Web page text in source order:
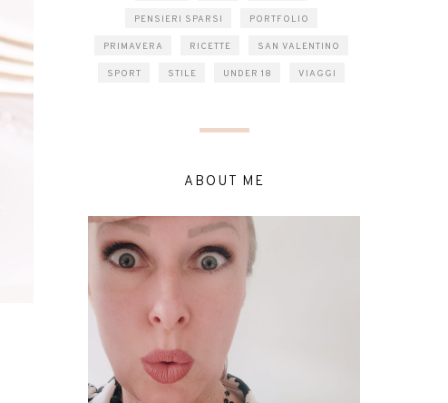
PENSIERI SPARSI PORTFOLIO
PRIMAVERA RICETTE SAN VALENTINO
SPORT STILE UNDER 18 VIAGGI
ABOUT ME